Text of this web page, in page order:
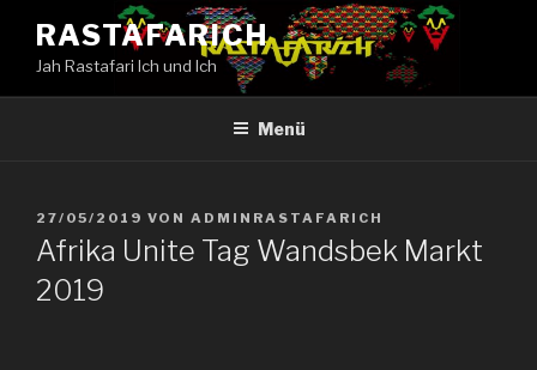
Inhalt
springen
RASTAFARICH
Jah Rastafari Ich und Ich
Menü
VERÖFFENTLICHT
AM
27/05/2019 VON ADMINRASTAFARICH
Afrika Unite Tag Wandsbek Markt
2019